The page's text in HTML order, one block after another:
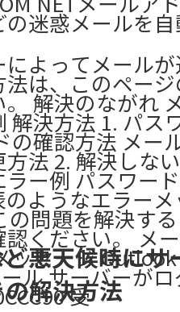
迷惑メールを
よってメール
は、このペー
解決のながれ
解決方法 1. パス
の確認方法 メー
法 2. 解決しな
ー例 パスワー
ようなエラー
の問題を解決す
ください。 メ
ッセージ
ル サーバーが
受
悪天候時にサ
解決方法